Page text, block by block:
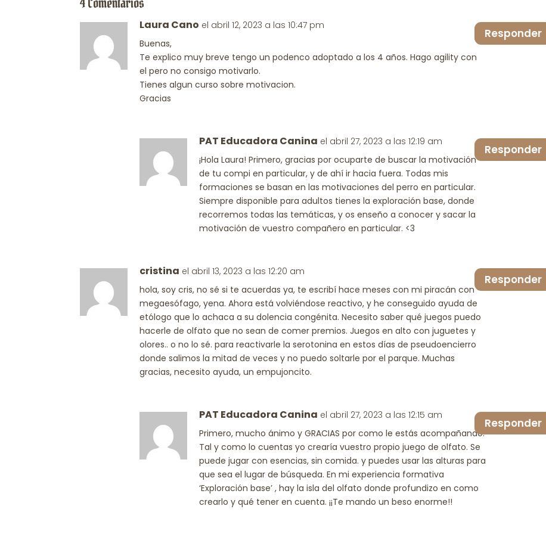
disminuir
Laura Cano el abril 12, 2023 a las 10:47 pm
Buenas,
Te explico muy breve tengo un podenco adoptado a los 4 años. Hago agility con
el pero no consigo motivarlo.
Tienes algun curso sobre motivacion.
Gracias
Responder
PAT Educadora Canina el abril 27, 2023 a las 12:19 am
¡Hola Laura! Primero, gracias por ocuparte de buscar la motivación
de tu compi en particular, y de ahí ir hacia fuera. Todas mis
formaciones se basan en las motivaciones del perro en particular.
Siempre disponible para adultos tienes la exploración base, donde
recorremos todas las temáticas, y os enseño a conocer y sacar la
motivación de vuestro compañero en particular. <3
Responder
cristina el abril 13, 2023 a las 12:20 am
hola, soy cris, no sé si te acuerdas ya, te escribí hace meses con mi piracán con
megaesófago, yena. Ahora está volviéndose reactivo, y he conseguido ayuda de
etólogo que lo achaca a su dolencia congénita. Necesito saber qué juegos puedo
hacerle de olfato que no sean de comer premios. Juegos en alto con juguetes y
olores.. o no lo sé. para reactivarle la serotonina en estos días de pseudoencierro
donde salimos la mitad de veces y no puedo soltarle por el parque. Muchas
gracias, necesito ayuda, un empujoncito.
Responder
PAT Educadora Canina el abril 27, 2023 a las 12:15 am
Primero, mucho ánimo y GRACIAS por como le estás acompañando.
Tal y como lo cuentas yo crearía vuestro propio juego de olfato. Se
puede jugar con esencias, sin comida. y puedes usar las alturas para
que sea el lugar de búsqueda. En mi experiencia formativa
‘Exploración base’ , hay la isla del olfato donde profundizo en como
crearlo y qué tener en cuenta. ¡¡Te mando un beso enorme!!
Responder